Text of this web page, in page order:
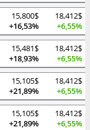
15,800$
18,412$
+16,53% +6,55%
15,481$
18,412$
+18,93% +6,55%
15,105$
18,412$
+21,89% +6,55%
15,105$
18,412$
+21,89% +6,55%